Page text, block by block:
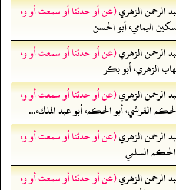
الرحمن الزهري(عن أو حدثنا أو سمعت أو و،
اليمامي، أبو الحسن
الرحمن الزهري(عن أو حدثنا أو سمعت أو و،
الزهري، أبو بكر
الرحمن الزهري(عن أو حدثنا أو سمعت أو و،
القرشي، أبو الحكم، أبو عبد الملك،...
الرحمن الزهري(عن أو حدثنا أو سمعت أو و،
السلمي
الرحمن الزهري(عن أو حدثنا أو سمعت أو و،